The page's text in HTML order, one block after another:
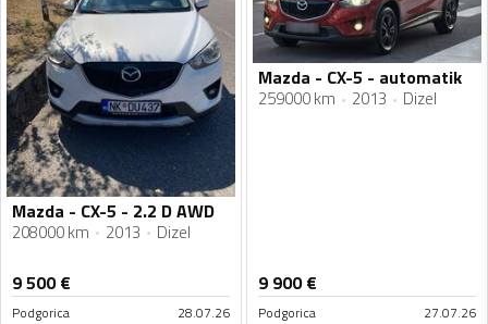
Mazda - CX-5 - 2.2 D AWD
208000 km 2013 Dizel
9 500€
Podgorica 28.07.26
Mazda - CX-5 - automatik
259000 km 2013 Dizel
9 900€
Podgorica 27.07.26